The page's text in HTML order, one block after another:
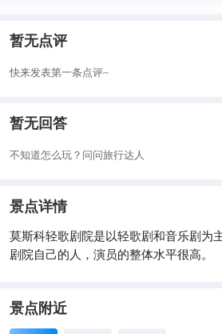
暂无点评
快来发表第一条点评~
暂无回答
不知道怎么玩？问问旅行达人
景点详情
莫斯科轻歌剧院是以轻歌剧和音乐剧为
剧院自己的人，演员的整体水平很高。
景点附近